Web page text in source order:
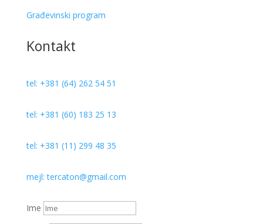
Građevinski program
Kontakt
tel: +381 (64) 262 54 51
tel: +381 (60) 183 25 13
tel: +381 (11) 299 48 35
mejl: tercaton@gmail.com
Ime